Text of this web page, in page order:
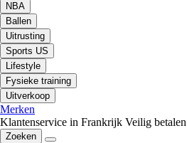
NBA
Ballen
Uitrusting
Sports US
Lifestyle
Fysieke training
Uitverkoop
Merken
Klantenservice in Frankrijk Veilig betalen
Zoeken